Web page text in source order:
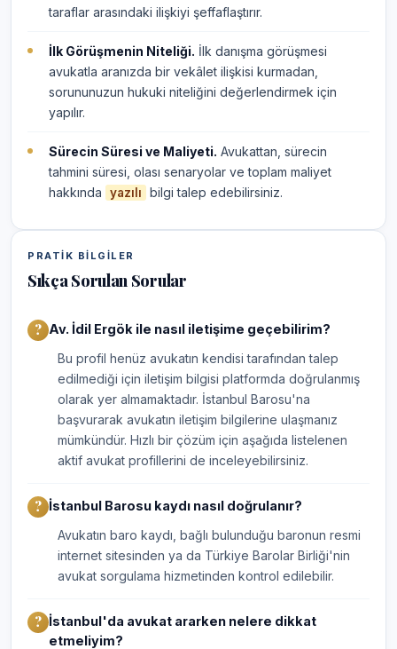
taraflar arasındaki ilişkiyi şeffaflaştırır.
İlk Görüşmenin Niteliği. İlk danışma görüşmesi
avukatla aranızda bir vekâlet ilişkisi kurmadan,
sorununuzun hukuki niteliğini değerlendirmek için
yapılır.
Sürecin Süresi ve Maliyeti. Avukattan, sürecin
tahmini süresi, olası senaryolar ve toplam maliyet
hakkında
yazılı bilgi talep edebilirsiniz.
PRATIK BILGILER
Sıkça Sorulan Sorular
Av. İdil Ergök ile nasıl iletişime geçebilirim?
Bu profil henüz avukatın kendisi tarafından talep
edilmediği için iletişim bilgisi platformda doğrulanmış
olarak yer almamaktadır. İstanbul Barosu'na
başvurarak avukatın iletişim bilgilerine ulaşmanız
mümkündür. Hızlı bir çözüm için aşağıda listelenen
aktif avukat profillerini de inceleyebilirsiniz.
İstanbul Barosu kaydı nasıl doğrulanır?
Avukatın baro kaydı, bağlı bulunduğu baronun resmi
internet sitesinden ya da Türkiye Barolar Birliği'nin
avukat sorgulama hizmetinden kontrol edilebilir.
İstanbul'da avukat ararken nelere dikkat
etmeliyim?